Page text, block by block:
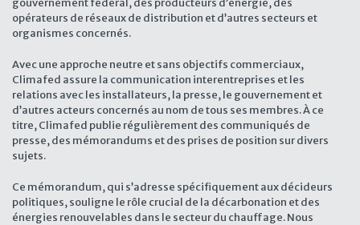
gouvernement fédéral, des producteurs d’énergie, des
opérateurs de réseaux de distribution et d’autres secteurs et
organismes concernés.
Avec une approche neutre et sans objectifs commerciaux,
Climafed assure la communication interentreprises et les
relations avec les installateurs, la presse, le gouvernement et
d’autres acteurs concernés au nom de tous ses membres. À ce
titre, Climafed publie régulièrement des communiqués de
presse, des mémorandums et des prises de position sur divers
sujets.
Ce mémorandum, qui s’adresse spécifiquement aux décideurs
politiques, souligne le rôle crucial de la décarbonation et des
énergies renouvelables dans le secteur du chauffage. Nous